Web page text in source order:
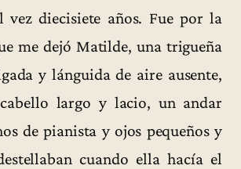
vez diecisiete años. Fue por la
me dejó Matilde, una trigueña
y lánguida de aire ausente,
largo y lacio, un andar
de pianista y ojos pequeños y
cuando ella hacía el